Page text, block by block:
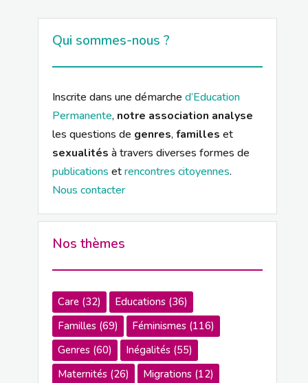
Qui sommes-nous ?
Inscrite dans une démarche d’Education
Permanente, notre association analyse
les questions de genres,familles et
sexualités à travers diverses formes de
publications etrencontres citoyennes.
Nous contacter
Nos thèmes
Care(32) Educations(36)
Familles(69) Féminismes(116)
Genres(60) Inégalités(55)
Maternités(26) Migrations(12)